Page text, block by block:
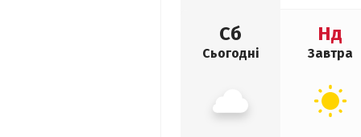
Сб
Сьогодні
Нд
Завтра